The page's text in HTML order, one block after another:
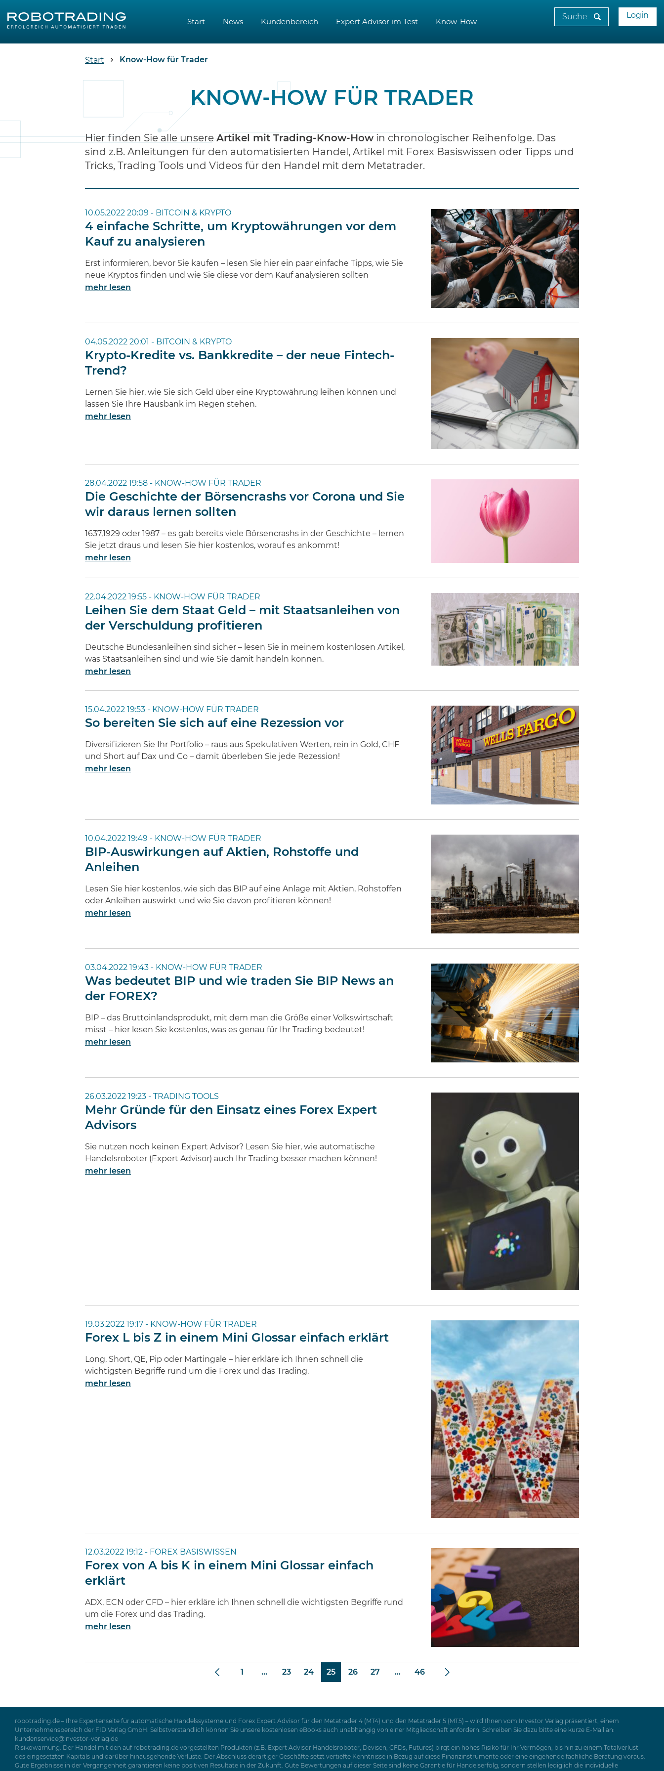
Start News Kundenbereich Expert Advisor im Test Know-How
Login
Start Know-How für Trader
KNOW-HOW FÜR TRADER
Hier finden Sie alle unsereArtikel mit Trading-Know-Howin chronologischer Reihenfolge. Das
sind z.B. Anleitungen für den automatisierten Handel, Artikel mit Forex Basiswissen oder Tipps und
Tricks, Trading Tools und Videos für den Handel mit dem Metatrader.
10.05.2022 20:09 - BITCOIN & KRYPTO
4 einfache Schritte, um Kryptowährungen vor dem
Kauf zu analysieren
Erst informieren, bevor Sie kaufen – lesen Sie hier ein paar einfache Tipps, wie Sie
neue Kryptos finden und wie Sie diese vor dem Kauf analysieren sollten
mehr lesen
04.05.2022 20:01 - BITCOIN & KRYPTO
Krypto-Kredite vs. Bankkredite – der neue Fintech-
Trend?
Lernen Sie hier, wie Sie sich Geld über eine Kryptowährung leihen können und
lassen Sie Ihre Hausbank im Regen stehen.
mehr lesen
28.04.2022 19:58 - KNOW-HOW FÜR TRADER
Die Geschichte der Börsencrashs vor Corona und Sie
wir daraus lernen sollten
1637,1929 oder 1987 – es gab bereits viele Börsencrashs in der Geschichte – lernen
Sie jetzt draus und lesen Sie hier kostenlos, worauf es ankommt!
mehr lesen
22.04.2022 19:55 - KNOW-HOW FÜR TRADER
Leihen Sie dem Staat Geld – mit Staatsanleihen von
der Verschuldung profitieren
Deutsche Bundesanleihen sind sicher – lesen Sie in meinem kostenlosen Artikel,
was Staatsanleihen sind und wie Sie damit handeln können.
mehr lesen
15.04.2022 19:53 - KNOW-HOW FÜR TRADER
So bereiten Sie sich auf eine Rezession vor
Diversifizieren Sie Ihr Portfolio – raus aus Spekulativen Werten, rein in Gold, CHF
und Short auf Dax und Co – damit überleben Sie jede Rezession!
mehr lesen
10.04.2022 19:49 - KNOW-HOW FÜR TRADER
BIP-Auswirkungen auf Aktien, Rohstoffe und
Anleihen
Lesen Sie hier kostenlos, wie sich das BIP auf eine Anlage mit Aktien, Rohstoffen
oder Anleihen auswirkt und wie Sie davon profitieren können!
mehr lesen
03.04.2022 19:43 - KNOW-HOW FÜR TRADER
Was bedeutet BIP und wie traden Sie BIP News an
der FOREX?
BIP – das Bruttoinlandsprodukt, mit dem man die Größe einer Volkswirtschaft
misst – hier lesen Sie kostenlos, was es genau für Ihr Trading bedeutet!
mehr lesen
26.03.2022 19:23 - TRADING TOOLS
Mehr Gründe für den Einsatz eines Forex Expert
Advisors
Sie nutzen noch keinen Expert Advisor? Lesen Sie hier, wie automatische
Handelsroboter (Expert Advisor) auch Ihr Trading besser machen können!
mehr lesen
19.03.2022 19:17 - KNOW-HOW FÜR TRADER
Forex L bis Z in einem Mini Glossar einfach erklärt
Long, Short, QE, Pip oder Martingale – hier erkläre ich Ihnen schnell die
wichtigsten Begriffe rund um die Forex und das Trading.
mehr lesen
12.03.2022 19:12 - FOREX BASISWISSEN
Forex von A bis K in einem Mini Glossar einfach
erklärt
ADX, ECN oder CFD – hier erkläre ich Ihnen schnell die wichtigsten Begriffe rund
um die Forex und das Trading.
mehr lesen
1 ... 23 24 25 26 27 ... 46
robotrading.de – Ihre Expertenseite für automatische Handelssysteme und Forex Expert Advisor für den Metatrader 4 (MT4) und den Metatrader 5 (MT5) – wird Ihnen vom Investor Verlag präsentiert, einem
Unternehmensbereich der FID Verlag GmbH. Selbstverständlich können Sie unsere kostenlosen eBooks auch unabhängig von einer Mitgliedschaft anfordern. Schreiben Sie dazu bitte eine kurze E-Mail an:
kundenservice@investor-verlag.de
Risikowarnung: Der Handel mit den auf robotrading.de vorgestellten Produkten (z.B. Expert Advisor Handelsroboter, Devisen, CFDs, Futures) birgt ein hohes Risiko für Ihr Vermögen, bis hin zu einem Totalverlust
des eingesetzten Kapitals und darüber hinausgehende Verluste. Der Abschluss derartiger Geschäfte setzt vertiefte Kenntnisse in Bezug auf diese Finanzinstrumente oder eine eingehende fachliche Beratung voraus.
Gute Ergebnisse in der Vergangenheit garantieren keine positiven Resultate in der Zukunft. Gute Bewertungen auf dieser Seite sind keine Garantie für Handelserfolg, sondern stellen lediglich die individuelle